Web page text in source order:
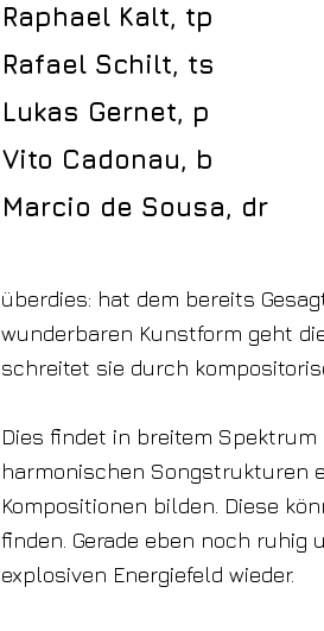
Raphael Kalt, tp
Rafael Schilt, ts
Lukas Gernet, p
Vito Cadonau, b
Marcio de Sousa, dr
überdies: hat dem bereits
wunderbaren Kunstform geht
schreitet sie durch
Dies findet in breitem
harmonischen Songstrukturen
Kompositionen bilden. Diese
finden. Gerade eben noch
explosiven Energiefeld wieder.